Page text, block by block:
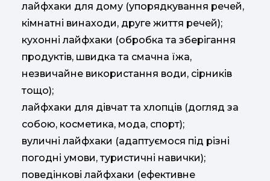
лайфхаки для дому (упорядкування речей,
кімнатні винаходи, друге життя речей);
кухонні лайфхаки (обробка та зберігання
продуктів, швидка та смачна їжа,
незвичайне використання води, сірників
тощо);
лайфхаки для дівчат та хлопців (догляд за
собою, косметика, мода, спорт);
вуличні лайфхаки (адаптуємося під різні
погодні умови, туристичні навички);
поведінкові лайфхаки (ефективне